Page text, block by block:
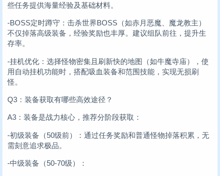
些任务提供海量经验及基础材料。
-BOSS定时蹲守：击杀世界BOSS（如赤月恶魔、魔龙教主）
不仅掉落高级装备，经验奖励也丰厚。建议组队前往，提升生
存率。
-挂机优化：选择怪物密集且刷新快的地图（如牛魔寺庙），使
用自动挂机功能时，搭配吸血装备和范围技能，实现无损刷
怪。
Q3：装备获取有哪些高效途径？
A3：装备是战力核心，推荐分阶段获取：
-初级装备（50级前）：通过任务奖励和普通怪物掉落积累，无
需刻意追求极品。
-中级装备（50-70级）：